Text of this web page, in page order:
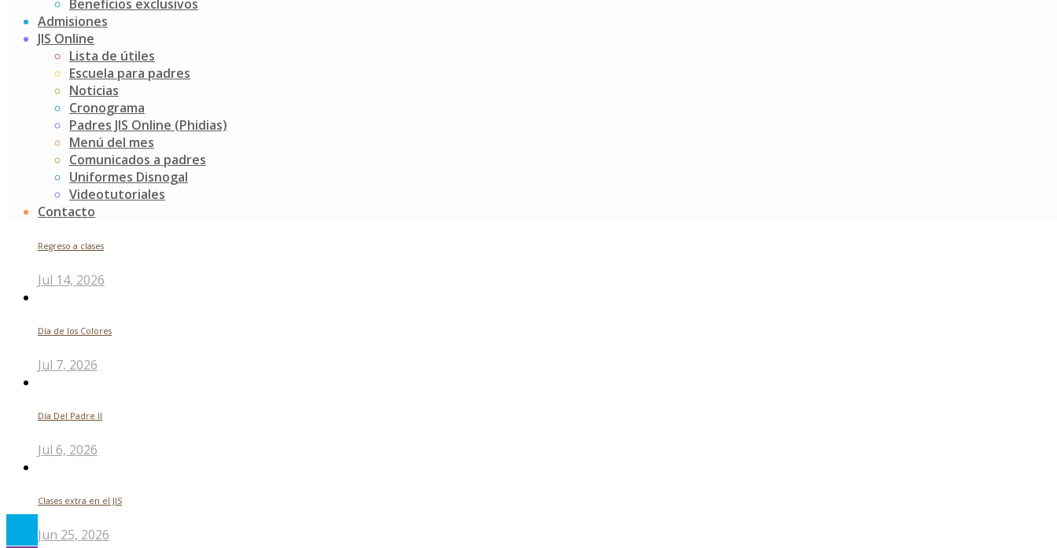
Beneficios exclusivos
Admisiones
JIS Online
Lista de útiles
Escuela para padres
Noticias
Cronograma
Padres JIS Online (Phidias)
Menú del mes
Comunicados a padres
Uniformes Disnogal
Videotutoriales
Contacto
Noticias recientes
Futuros indagadores
Jul 24, 2026
Quiénes somos
Regreso a clases
Jul 14, 2026
Día de los Colores
Jul 7, 2026
Día Del Padre ll
Jul 6, 2026
Clases extra en el JIS
Jun 25, 2026